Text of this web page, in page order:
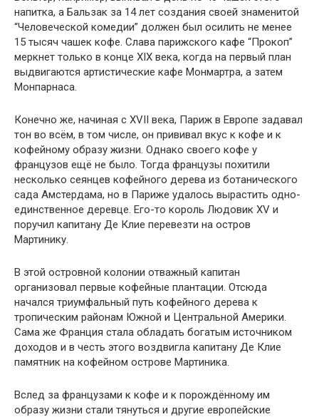
напитка, а Бальзак за 14 лет создания своей знаменитой
“Человеческой комедии” должен был осилить не менее
15 тысяч чашек кофе. Слава парижского кафе “Прокоп”
меркнет только в конце XIX века, когда на первый план
выдвигаются артистические кафе Монмартра, а затем
Монпарнаса.
Конечно же, начиная с XVII века, Париж в Европе задавал
тон во всём, в том числе, он прививал вкус к кофе и к
кофейному образу жизни. Однако своего кофе у
французов ещё не было. Тогда французы похитили
несколько сеянцев кофейного дерева из ботанического
сада Амстердама, но в Париже удалось вырастить одно-
единственное деревце. Его-то король Людовик XV и
поручил капитану Де Клие перевезти на остров
Мартинику.
В этой островной колонии отважный капитан
организовал первые кофейные плантации. Отсюда
начался триумфальный путь кофейного дерева к
тропическим районам Южной и Центральной Америки.
Сама же Франция стала обладать богатым источником
доходов и в честь этого воздвигла капитану Де Клие
памятник на кофейном острове Мартиника.
Вслед за французами к кофе и к порождённому им
образу жизни стали тянуться и другие европейские